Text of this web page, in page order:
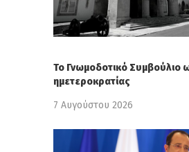
Το Γνωμοδοτικό Συμβούλιο
ημετεροκρατίας
7 Αυγούστου 2026